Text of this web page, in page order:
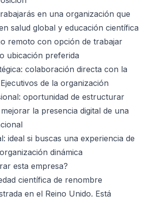
en una organización que
salud global y educación científica
remoto con opción de trabajar
ubicación preferida
colaboración directa con la
de la organización
oportunidad de estructurar
la presencia digital de una
ideal si buscas una experiencia de
dinámica
esta empresa?
científica de renombre
en el Reino Unido. Está